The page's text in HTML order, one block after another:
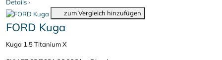
Details›
zum Vergleich hinzufügen
FORD Kuga
Kuga 1.5 Titanium X